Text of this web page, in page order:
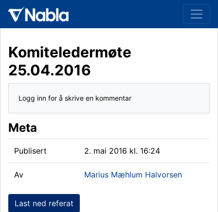
Komiteledermøte
25.04.2016
Logg inn for å skrive en kommentar
Meta
Publisert 2. mai 2016 kl. 16:24
Av Marius Mæhlum Halvorsen
Last ned referat